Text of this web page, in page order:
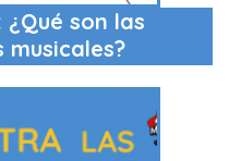
son las